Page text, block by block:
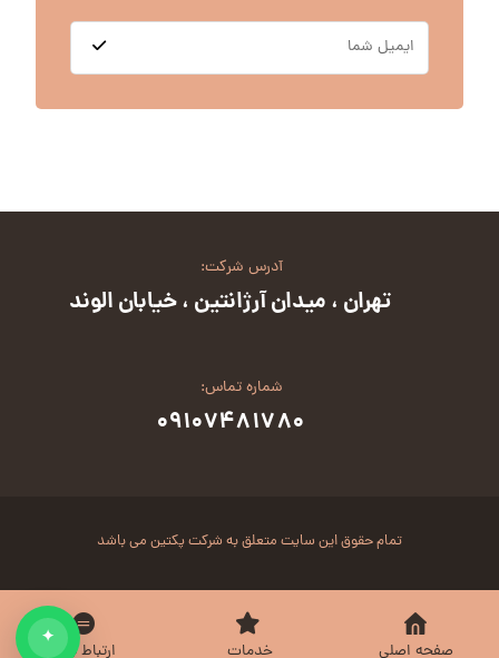
آدرس شرکت:
تهران ، میدان آرژانتین ، خیابان الوند
شماره تماس:
۰۹۱۰۷۴۸۱۷۸۰
تمام حقوق این سایت متعلق به شرکت پکتین می باشد
صفحه اصلی خدمات ارتباط با ما
✦